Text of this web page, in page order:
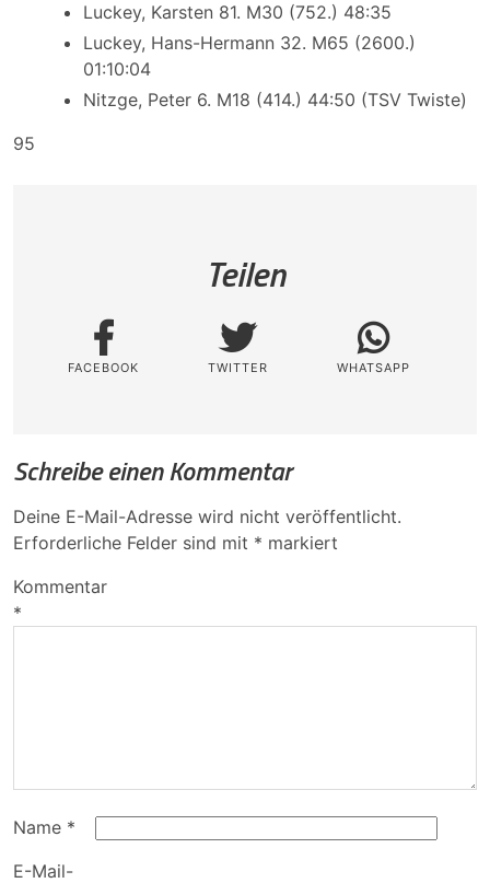
Luckey, Karsten 81. M30 (752.) 48:35
Luckey, Hans-Hermann 32. M65 (2600.)
01:10:04
Nitzge, Peter 6. M18 (414.) 44:50 (TSV Twiste)
95
Teilen
FACEBOOK TWITTER WHATSAPP
Schreibe einen Kommentar
Deine E-Mail-Adresse wird nicht veröffentlicht.
Erforderliche Felder sind mit * markiert
Kommentar
*
Name *
E-Mail-